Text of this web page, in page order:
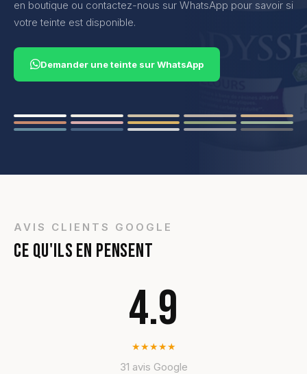
en boutique ou contactez-nous sur WhatsApp pour savoir si
votre teinte est disponible.
Demander une teinte sur WhatsApp
AVIS CLIENTS GOOGLE
CE QU'ILS EN PENSENT
4.9
★★★★★
31 avis Google